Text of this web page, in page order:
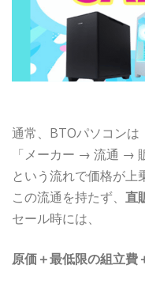
通常、BTOパソコンは
「メーカー → 流通 →
という流れで価格が上
この流通を持たず、 直
セール時には、
原価＋最低限の組立費